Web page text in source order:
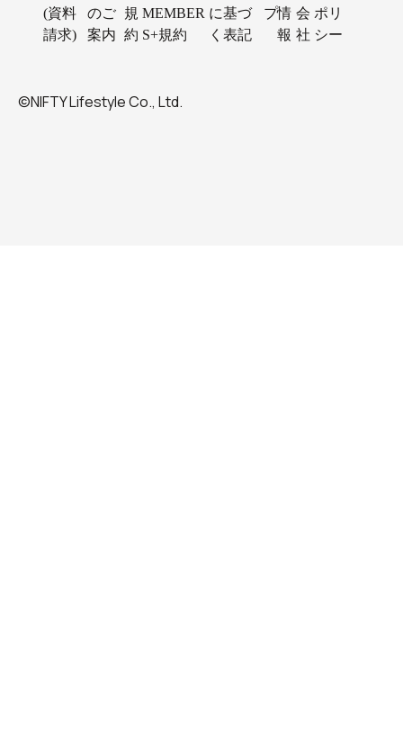
(資料
請求)
のご
案内
規
約
MEMBER
S+規約
に基づ
く表記
プ情
報
会
社
ポリ
シー
©NIFTY Lifestyle Co., Ltd.